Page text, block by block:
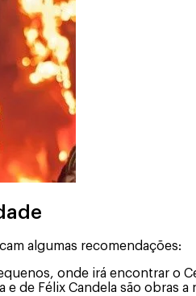
algumas recomendações:
onde irá encontrar o
de Félix Candela são obras a